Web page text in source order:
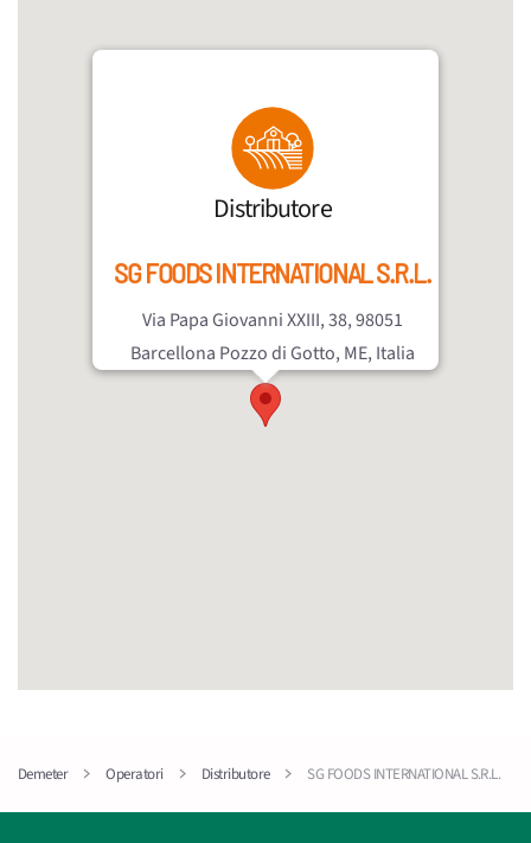
Distributore
SG FOODS INTERNATIONAL S.R.L.
Via Papa Giovanni XXIII, 38, 98051
Barcellona Pozzo di Gotto, ME, Italia
Demeter Operatori Distributore SG FOODS INTERNATIONAL S.R.L.